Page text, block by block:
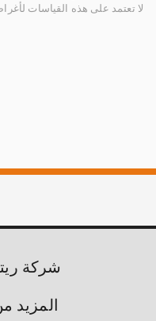
لا تعتمد على هذه القياسات
شركة
المزيد